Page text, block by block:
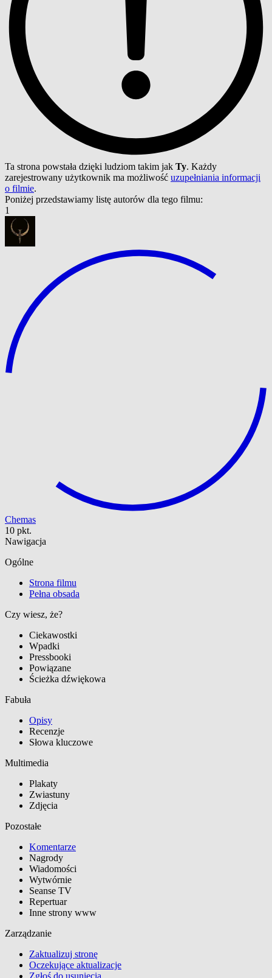
Ta strona powstała dzięki ludziom takim jak Ty. Każdy
zarejestrowany użytkownik ma możliwość uzupełniania informacji
o filmie.
Poniżej przedstawiamy listę autorów dla tego filmu:
1
Chemas
10 pkt.
Nawigacja
Ogólne
Strona filmu
Pełna obsada
Czy wiesz, że?
Ciekawostki
Wpadki
Pressbooki
Powiązane
Ścieżka dźwiękowa
Fabuła
Opisy
Recenzje
Słowa kluczowe
Multimedia
Plakaty
Zwiastuny
Zdjęcia
Pozostałe
Komentarze
Nagrody
Wiadomości
Wytwórnie
Seanse TV
Repertuar
Inne strony www
Zarządzanie
Zaktualizuj stronę
Oczekujące aktualizacje